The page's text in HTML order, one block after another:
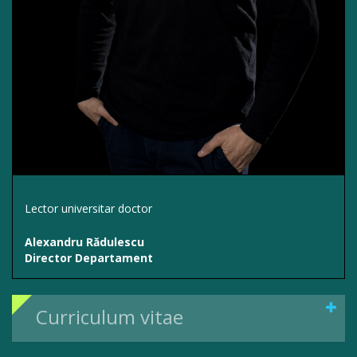
Lector universitar doctor
Alexandru Rădulescu
Director Departament
Curriculum vitae